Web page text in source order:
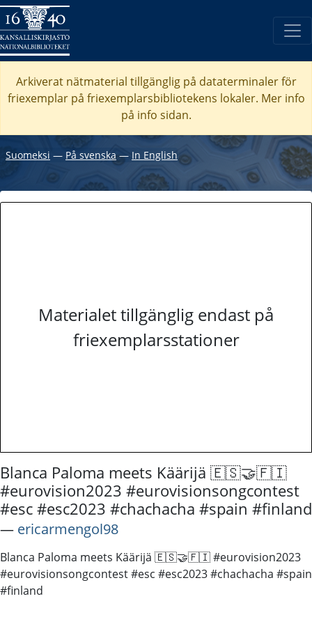
Arkiverat nätmaterial tillgänglig på dataterminaler för
friexemplar på friexemplarsbibliotekens lokaler. Mer info
på info sidan.
Suomeksi ― På svenska― In English
Materialet tillgänglig endast på
friexemplarsstationer
Blanca Paloma meets Käärijä 🇪🇸🤝🇫🇮
#eurovision2023 #eurovisionsongcontest
#esc #esc2023 #chachacha #spain #finland
― ericarmengol98
Blanca Paloma meets Käärijä 🇪🇸🤝🇫🇮 #eurovision2023
#eurovisionsongcontest #esc #esc2023 #chachacha #spain
#finland